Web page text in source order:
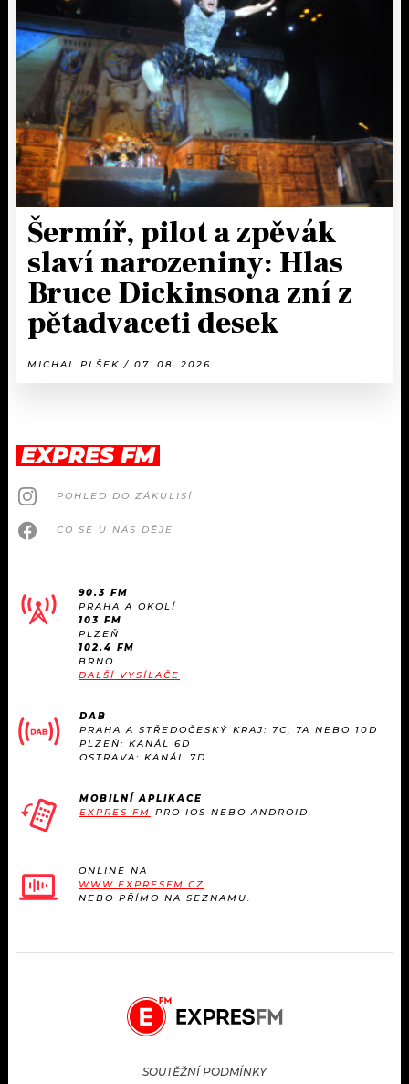
Šermíř, pilot a zpěvák
slaví narozeniny: Hlas
Bruce Dickinsona zní z
pětadvaceti desek
MICHAL PLŠEK / 07. 08. 2026
EXPRES FM
POHLED DO ZÁKULISÍ
CO SE U NÁS DĚJE
90.3 FM
PRAHA A OKOLÍ
103 FM
PLZEŇ
102.4 FM
BRNO
DALŠÍ VYSÍLAČE
DAB
PRAHA A STŘEDOČESKÝ KRAJ: 7C, 7A NEBO 10D
PLZEŇ: KANÁL 6D
OSTRAVA: KANÁL 7D
MOBILNÍ APLIKACE
EXPRES FM PRO IOS NEBO ANDROID.
ONLINE NA
WWW.EXPRESFM.CZ
NEBO PŘÍMO NA SEZNAMU.
SOUTĚŽNÍ PODMÍNKY